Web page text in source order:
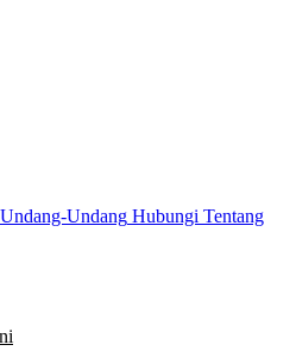
Undang-Undang Hubungi Tentang